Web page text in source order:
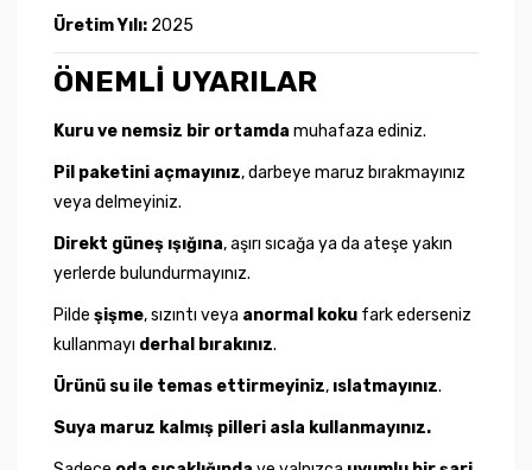
Üretim Yılı: 2025
ÖNEMLİ UYARILAR
Kuru ve nemsiz bir ortamda muhafaza ediniz.
Pil paketini açmayınız, darbeye maruz bırakmayınız
veya delmeyiniz.
Direkt güneş ışığına, aşırı sıcağa ya da ateşe yakın
yerlerde bulundurmayınız.
Pilde şişme, sızıntı veya anormal koku fark ederseniz
kullanmayı derhal bırakınız.
Ürünü su ile temas ettirmeyiniz, ıslatmayınız.
Suya maruz kalmış pilleri asla kullanmayınız.